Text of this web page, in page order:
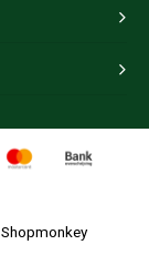
Shopmonkey